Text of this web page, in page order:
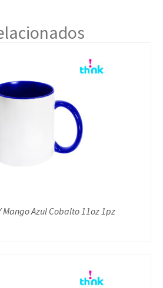
Mango Azul Cobalto 11oz 1pz